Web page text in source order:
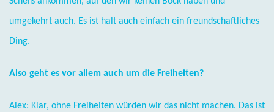
umgekehrt auch. Es ist halt auch einfach ein freundschaftliches
Ding.
Also geht es vor allem auch um die Freiheiten?
Alex: Klar, ohne Freiheiten würden wir das nicht machen. Das ist